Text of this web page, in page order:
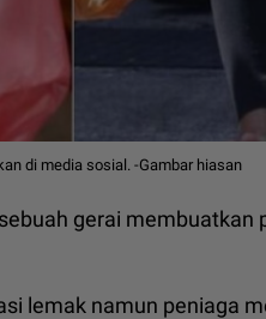
di media sosial. -Gambar hiasan
gerai membuatkan
lemak namun peniaga